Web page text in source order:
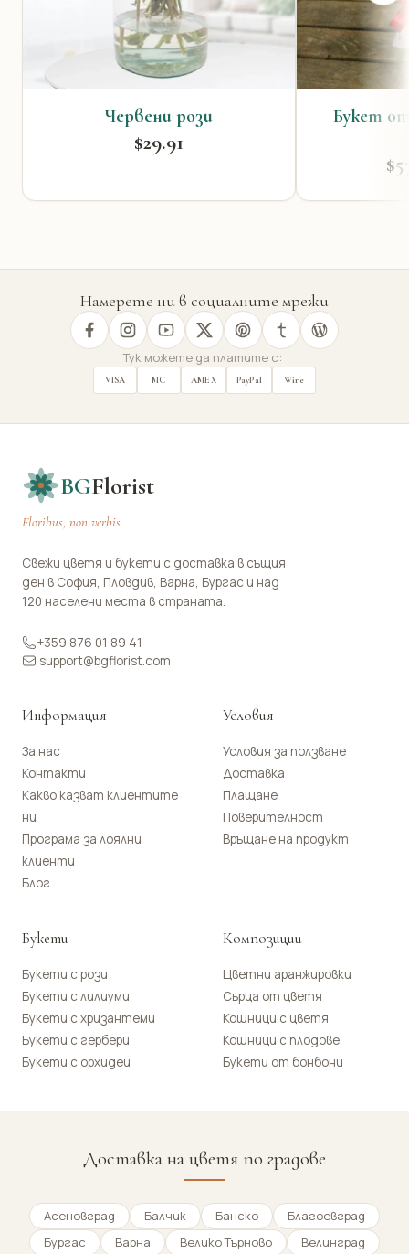
Червени рози
$29.91
Букет
Намерете ни в социалните мрежи
Тук можете да платите с:
VISA MC AMEX PayPal Wire
BGFlorist
Floribus, non verbis.
Свежи цветя и букети с доставка в същия
ден в София, Пловдив, Варна, Бургас и над
120 населени места в страната.
+359 876 01 89 41
support@bgflorist.com
Информация
За нас
Контакти
Какво казват клиентите
ни
Програма за лоялни
клиенти
Блог
Условия
Условия за ползване
Доставка
Плащане
Поверителност
Връщане на продукт
Букети
Букети с рози
Букети с лилиуми
Букети с хризантеми
Букети с гербери
Букети с орхидеи
Композиции
Цветни аранжировки
Сърца от цветя
Кошници с цветя
Кошници с плодове
Букети от бонбони
Доставка на цветя по градове
Асеновград Балчик Банско
Благоевград
Бургас
Варна Велико Търново Велинград